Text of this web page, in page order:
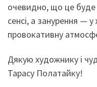
очевидно, що це буде
сенсі, а занурення —
провокативну
Дякую художнику і
Тарасу Полатайку!